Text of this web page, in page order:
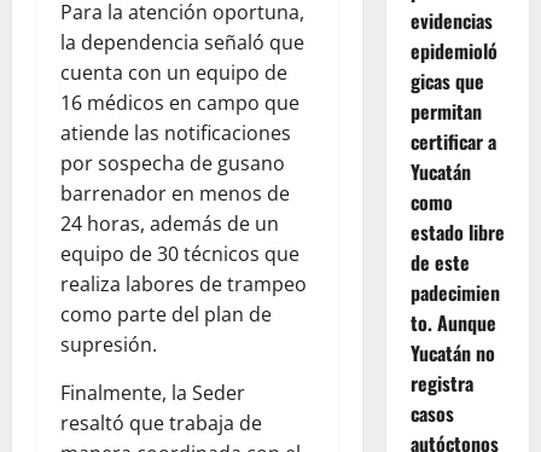
Para la atención oportuna,
la dependencia señaló que
cuenta con un equipo de
16 médicos en campo que
atiende las notificaciones
por sospecha de gusano
barrenador en menos de
24 horas, además de un
equipo de 30 técnicos que
realiza labores de trampeo
como parte del plan de
supresión.
Finalmente, la Seder
resaltó que trabaja de
evidencias
epidemioló
gicas que
permitan
certificar a
Yucatán
como
estado libre
de este
padecimien
to. Aunque
Yucatán no
registra
casos
autóctonos